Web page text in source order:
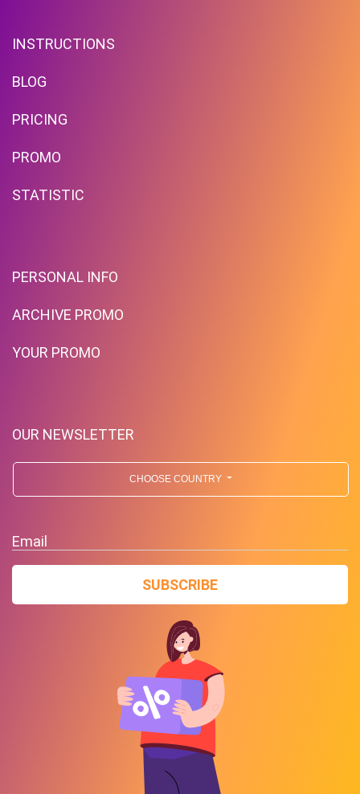
INSTRUCTIONS
BLOG
PRICING
PROMO
STATISTIC
PERSONAL INFO
ARCHIVE PROMO
YOUR PROMO
OUR NEWSLETTER
CHOOSE COUNTRY
Email
SUBSCRIBE